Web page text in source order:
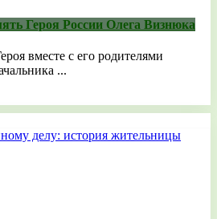
Героя России Олега Визнюка
вместе с его родителями
...